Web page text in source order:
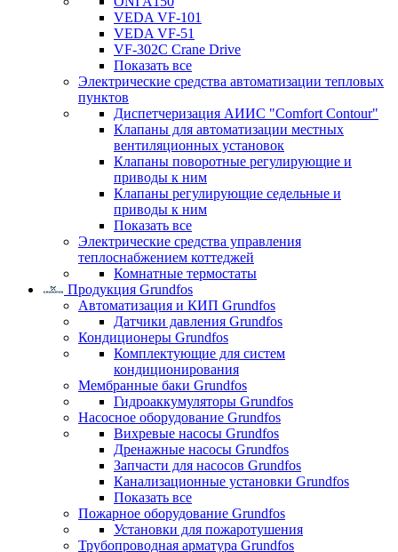
VEDA VF-101
VEDA VF-51
VF-302C Crane Drive
Показать все
Электрические средства автоматизации тепловых
пунктов
Диспетчеризация АИИС "Comfort Contour"
Клапаны для автоматизации местных
вентиляционных установок
Клапаны поворотные регулирующие и
приводы к ним
Клапаны регулирующие седельные и
приводы к ним
Показать все
Электрические средства управления
теплоснабжением коттеджей
Комнатные термостаты
Продукция Grundfos
Автоматизация и КИП Grundfos
Датчики давления Grundfos
Кондиционеры Grundfos
Комплектующие для систем
кондиционирования
Мембранные баки Grundfos
Гидроаккумуляторы Grundfos
Насосное оборудование Grundfos
Вихревые насосы Grundfos
Дренажные насосы Grundfos
Запчасти для насосов Grundfos
Канализационные установки Grundfos
Показать все
Пожарное оборудование Grundfos
Установки для пожаротушения
Трубопроводная арматура Grundfos